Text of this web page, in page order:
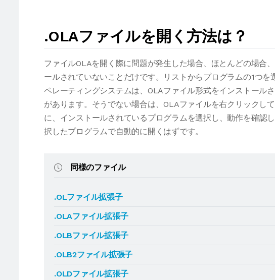
.OLAファイルを開く方法は？
ファイルOLAを開く際に問題が発生した場合、ほとんどの場合
ールされていないことだけです。リストからプログラムの1つ
ペレーティングシステムは、OLAファイル形式をインストール
があります。そうでない場合は、OLAファイルを右クリックし
に、インストールされているプログラムを選択し、動作を確認
択したプログラムで自動的に開くはずです。
同様のファイル
.OLファイル拡張子
.OLAファイル拡張子
.OLBファイル拡張子
.OLB2ファイル拡張子
.OLDファイル拡張子